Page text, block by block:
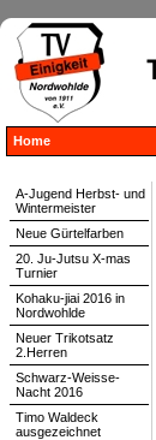
Home
A-Jugend Herbst- und
Wintermeister
Neue Gürtelfarben
20. Ju-Jutsu X-mas
Turnier
Kohaku-jiai 2016 in
Nordwohlde
Neuer Trikotsatz
2.Herren
Schwarz-Weisse-
Nacht 2016
Timo Waldeck
ausgezeichnet